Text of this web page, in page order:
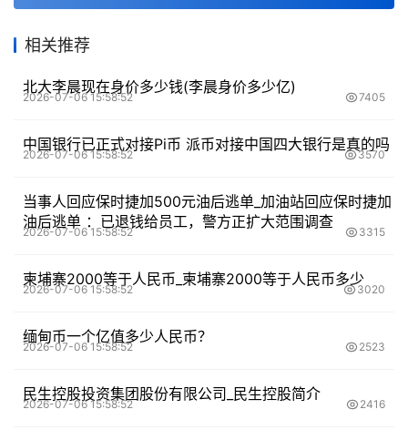
相关推荐
北大李晨现在身价多少钱(李晨身价多少亿)
2026-07-06 15:58:52 7405
中国银行已正式对接Pi币 派币对接中国四大银行是真的吗
2026-07-06 15:58:52 3570
当事人回应保时捷加500元油后逃单_加油站回应保时捷加
油后逃单 ：已退钱给员工，警方正扩大范围调查
2026-07-06 15:58:52 3315
柬埔寨2000等于人民币_柬埔寨2000等于人民币多少
2026-07-06 15:58:52 3020
缅甸币一个亿值多少人民币？
2026-07-06 15:58:52 2523
民生控股投资集团股份有限公司_民生控股简介
2026-07-06 15:58:52 2416